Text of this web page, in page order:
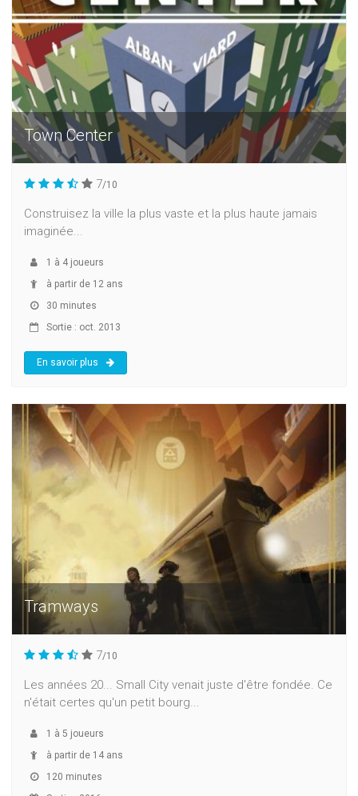
Town Center
7/10
Construisez la ville la plus vaste et la plus haute jamais
imaginée...
1 à 4 joueurs
à partir de 12 ans
30 minutes
Sortie : oct. 2013
En savoir plus
Tramways
7/10
Les années 20... Small City venait juste d'être fondée. Ce
n'était certes qu'un petit bourg...
1 à 5 joueurs
à partir de 14 ans
120 minutes